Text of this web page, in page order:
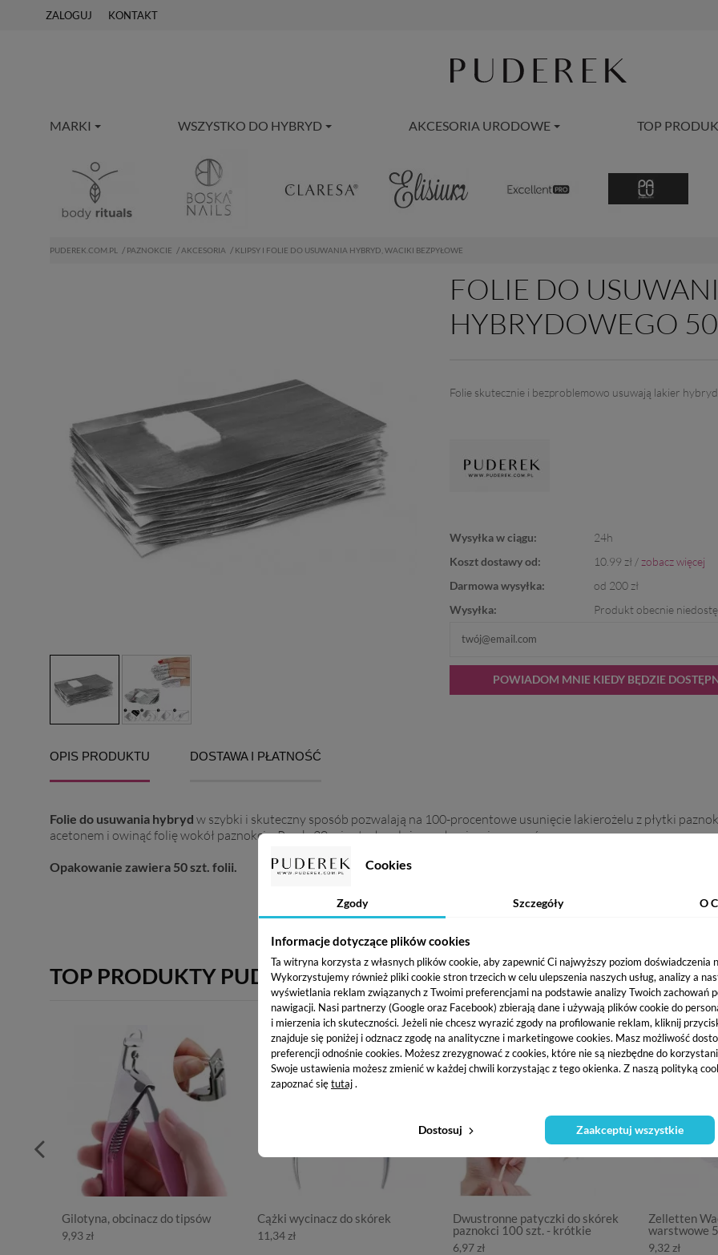
Cookies
Zgody Szczegóły O
Informacje dotyczące plików cookies
Ta witryna korzysta z własnych plików cookie, aby zapewnić Ci najwyższy poziom doświadczenia
Wykorzystujemy również pliki cookie stron trzecich w celu ulepszenia naszych usług, analizy a
wyświetlania reklam związanych z Twoimi preferencjami na podstawie analizy Twoich zachowań
nawigacji. Nasi partnerzy (Google oraz Facebook) zbierają dane i używają plików cookie do
i mierzenia ich skuteczności. Jeżeli nie chcesz wyrazić zgody na profilowanie reklam, kliknij
znajduje się poniżej i odznacz zgodę na analityczne i marketingowe cookies. Masz możliwość
preferencji odnośnie cookies. Możesz zrezygnować z cookies, które nie są niezbędne do
Swoje ustawienia możesz zmienić w każdej chwili korzystając z tego okienka. Z naszą polityką
zapoznać siętutaj.
Dostosuj Zaakceptuj wszystkie
ZALOGUJ KONTAKT
MARKI WSZYSTKO DO HYBRYD AKCESORIA URODOWE TOP
PUDEREK.COM.PL PAZNOKCIE AKCESORIA KLIPSY I FOLIE DO USUWANIA HYBRYD, WACIKI BEZPYŁOWE
FOLIE DO
HYBRYDOWEGO 50
Folie skutecznie i bezproblemowo usuwają lakier
Wysyłka w ciągu:
24h
Koszt dostawy od:
10.99 zł /zobacz więcej
Darmowa wysyłka:
od 200 zł
Wysyłka:
Produkt obecnie
POWIADOM MNIE KIEDY BĘDZIE
OPIS PRODUKTU DOSTAWA I PŁATNOŚĆ
Folie do usuwania hybryd w szybki i skuteczny sposób pozwalają na 100-procentowe usunięcie lakierożelu z płytki
acetonem i owinąć folię wokół paznokcia. Po ok. 20 minutach należy mechanicznie usunąć rozpuszczoną masę.
Opakowanie zawiera 50 szt. folii.
TOP PRODUKTY PUDEREK
Gilotyna, obcinacz do tipsów
9,93 zł
Cążki wycinacz do skórek
11,34 zł
Dwustronne patyczki do skórek
paznokci 100 szt. - krótkie
6,97 zł
Zelletten
warstwowe
9,32 zł